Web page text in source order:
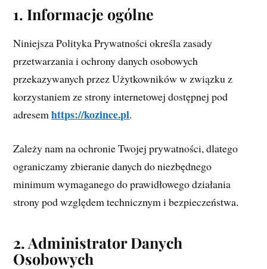
1. Informacje ogólne
Niniejsza Polityka Prywatności określa zasady
przetwarzania i ochrony danych osobowych
przekazywanych przez Użytkowników w związku z
korzystaniem ze strony internetowej dostępnej pod
adresemhttps://kozince.pl.
Zależy nam na ochronie Twojej prywatności, dlatego
ograniczamy zbieranie danych do niezbędnego
minimum wymaganego do prawidłowego działania
strony pod względem technicznym i bezpieczeństwa.
2. Administrator Danych
Osobowych